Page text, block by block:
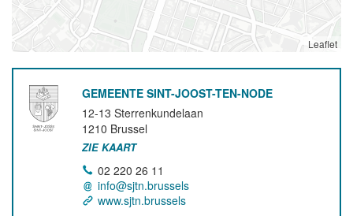
Leaflet
GEMEENTE SINT-JOOST-TEN-NODE
12-13 Sterrenkundelaan
1210 Brussel
ZIE KAART
02 220 26 11
info@sjtn.brussels
www.sjtn.brussels